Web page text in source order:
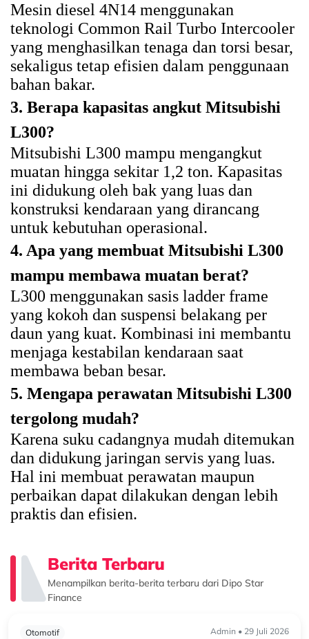
Mesin diesel 4N14 menggunakan
teknologi Common Rail Turbo Intercooler
yang menghasilkan tenaga dan torsi besar,
sekaligus tetap efisien dalam penggunaan
bahan bakar.
3. Berapa kapasitas angkut Mitsubishi
L300?
Mitsubishi L300 mampu mengangkut
muatan hingga sekitar 1,2 ton. Kapasitas
ini didukung oleh bak yang luas dan
konstruksi kendaraan yang dirancang
untuk kebutuhan operasional.
4. Apa yang membuat Mitsubishi L300
mampu membawa muatan berat?
L300 menggunakan sasis ladder frame
yang kokoh dan suspensi belakang per
daun yang kuat. Kombinasi ini membantu
menjaga kestabilan kendaraan saat
membawa beban besar.
5. Mengapa perawatan Mitsubishi L300
tergolong mudah?
Karena suku cadangnya mudah ditemukan
dan didukung jaringan servis yang luas.
Hal ini membuat perawatan maupun
perbaikan dapat dilakukan dengan lebih
praktis dan efisien.
Berita Terbaru
Menampilkan berita-berita terbaru dari Dipo Star
Finance
Otomotif Admin • 29 Juli 2026